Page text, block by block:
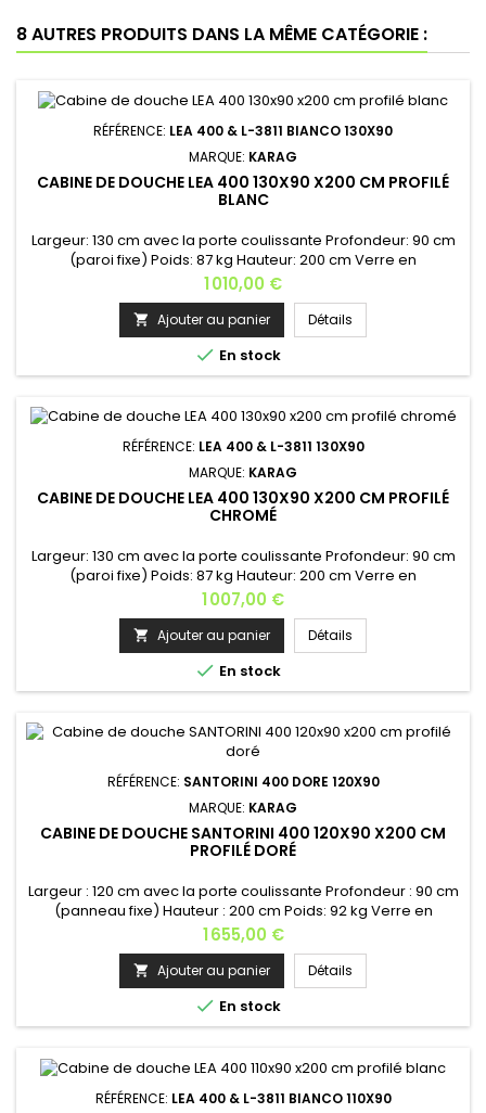
8 AUTRES PRODUITS DANS LA MÊME CATÉGORIE :
RÉFÉRENCE: LEA 400 & L-3811 BIANCO 130X90
MARQUE: KARAG
CABINE DE DOUCHE LEA 400 130X90 X200 CM PROFILÉ
BLANC
Largeur: 130 cm avec la porte coulissante Profondeur: 90 cm
(paroi fixe) Poids: 87 kg Hauteur: 200 cm Verre en
nanotechnologique des 2 deux côtésÉpaisseur du verre: 8
mm (verre securit) Fermeture soft-close Finition des profilés:
aluminium blanc Installation: gauche ou droite Dimensions
disponibles : • 100x70 x200 • 100x75 x200 • 100x80 x200 • 100x90
x200...
Prix
1 010,00 €
 Ajouter au panier Détails
 En stock
RÉFÉRENCE: LEA 400 & L-3811 130X90
MARQUE: KARAG
CABINE DE DOUCHE LEA 400 130X90 X200 CM PROFILÉ
CHROMÉ
Largeur: 130 cm avec la porte coulissante Profondeur: 90 cm
(paroi fixe) Poids: 87 kg Hauteur: 200 cm Verre en
nanotechnologique des 2 deux côtésÉpaisseur du verre: 8
mm (verre securit) Fermeture soft-close Finition des profilés:
aluminium chromé Installation: gauche ou droite Dimensions
disponibles : • 100x70 x200 • 100x75 x200 • 100x80 x200 • 100x90...
Prix
1 007,00 €
 Ajouter au panier Détails
 En stock
RÉFÉRENCE: SANTORINI 400 DORE 120X90
MARQUE: KARAG
CABINE DE DOUCHE SANTORINI 400 120X90 X200 CM
PROFILÉ DORÉ
Largeur : 120 cm avec la porte coulissante Profondeur : 90 cm
(panneau fixe) Hauteur : 200 cm Poids: 92 kg Verre en
nanotechnologique Épaisseur du verre: 8 mm
tempéré Fermeture soft-close amortie Finition des profilés:
aluminium doré Installation : gauche ou droite - 120x70 x200
cm / 84 kg- 120x80 x200 cm / 88 kg - 120x90 x200 cm / 92 kg -
130x70 x200 cm...
Prix
1 655,00 €
 Ajouter au panier Détails
 En stock
RÉFÉRENCE: LEA 400 & L-3811 BIANCO 110X90